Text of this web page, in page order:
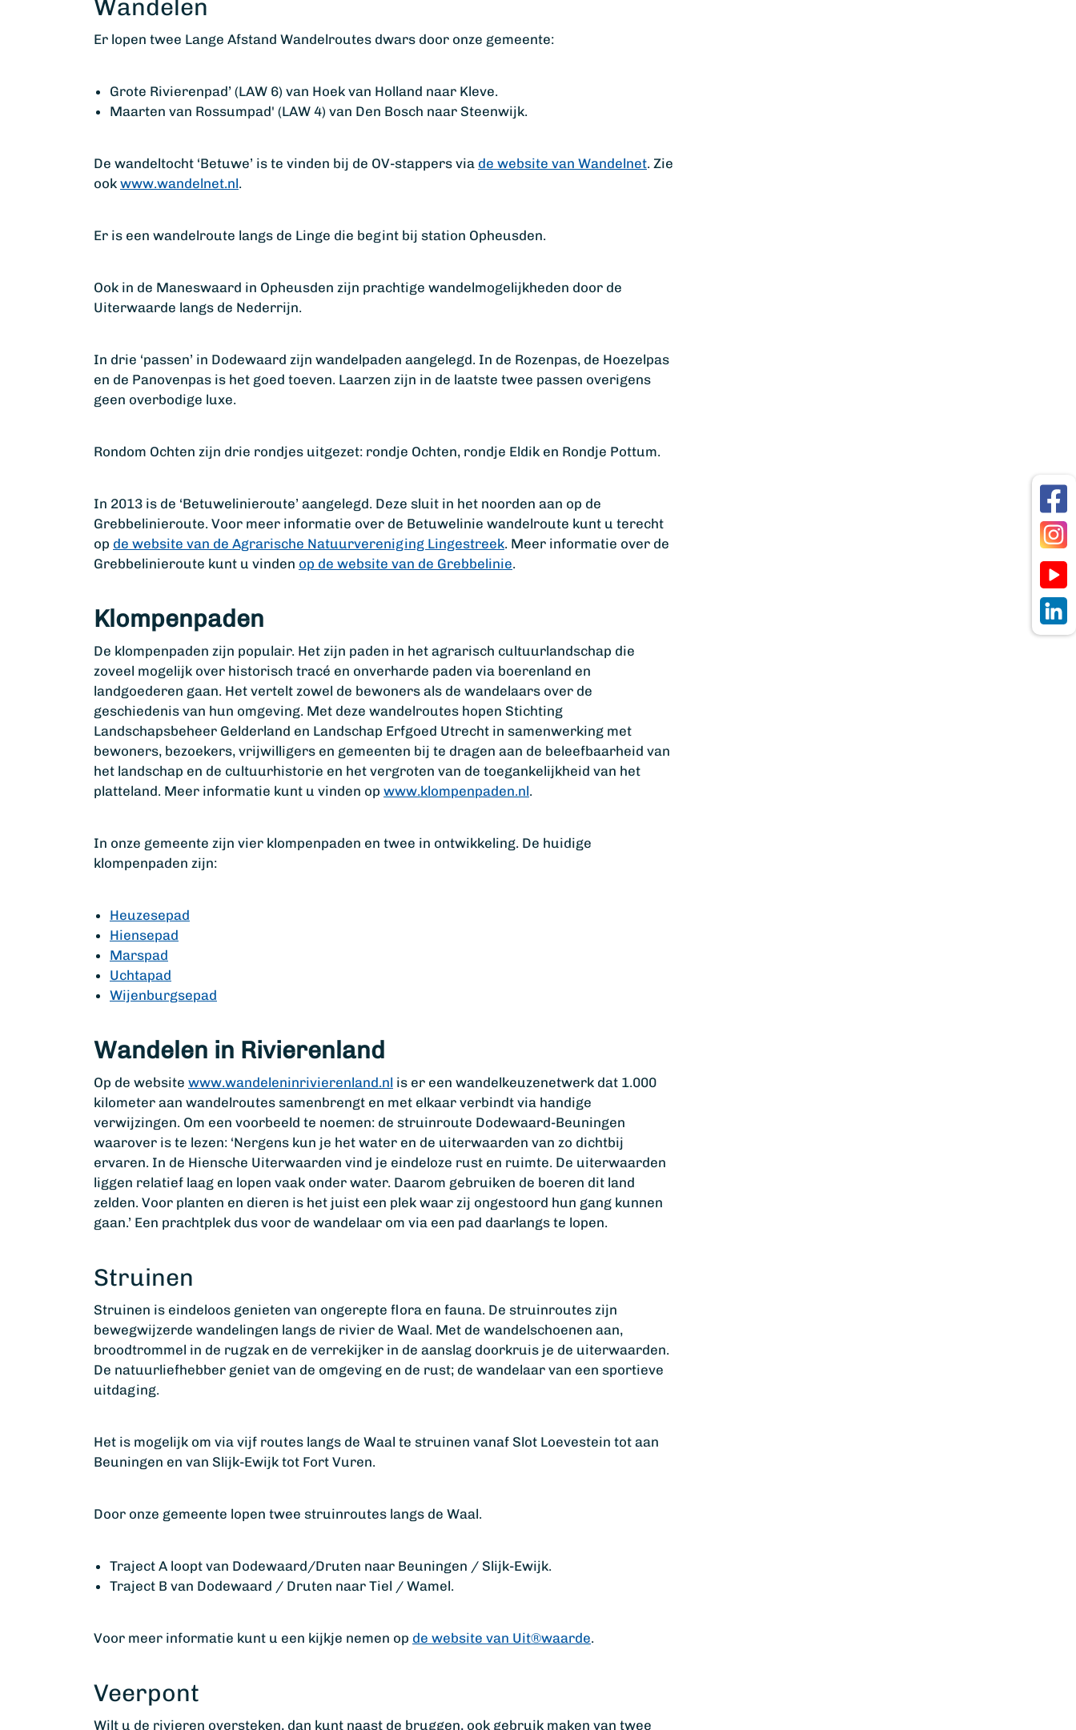
Wandelen
Er lopen twee Lange Afstand Wandelroutes dwars door onze gemeente:
Grote Rivierenpad’ (LAW 6) van Hoek van Holland naar Kleve.
Maarten van Rossumpad' (LAW 4) van Den Bosch naar Steenwijk.
De wandeltocht ‘Betuwe’ is te vinden bij de OV-stappers via de website van Wandelnet. Zie
ook www.wandelnet.nl.
Er is een wandelroute langs de Linge die begint bij station Opheusden.
Ook in de Maneswaard in Opheusden zijn prachtige wandelmogelijkheden door de
Uiterwaarde langs de Nederrijn.
In drie ‘passen’ in Dodewaard zijn wandelpaden aangelegd. In de Rozenpas, de Hoezelpas
en de Panovenpas is het goed toeven. Laarzen zijn in de laatste twee passen overigens
geen overbodige luxe.
Rondom Ochten zijn drie rondjes uitgezet: rondje Ochten, rondje Eldik en Rondje Pottum.
In 2013 is de ‘Betuwelinieroute’ aangelegd. Deze sluit in het noorden aan op de
Grebbelinieroute. Voor meer informatie over de Betuwelinie wandelroute kunt u terecht
op de website van de Agrarische Natuurvereniging Lingestreek. Meer informatie over de
Grebbelinieroute kunt u vinden op de website van de Grebbelinie.
Klompenpaden
De klompenpaden zijn populair. Het zijn paden in het agrarisch cultuurlandschap die
zoveel mogelijk over historisch tracé en onverharde paden via boerenland en
landgoederen gaan. Het vertelt zowel de bewoners als de wandelaars over de
geschiedenis van hun omgeving. Met deze wandelroutes hopen Stichting
Landschapsbeheer Gelderland en Landschap Erfgoed Utrecht in samenwerking met
bewoners, bezoekers, vrijwilligers en gemeenten bij te dragen aan de beleefbaarheid van
het landschap en de cultuurhistorie en het vergroten van de toegankelijkheid van het
platteland. Meer informatie kunt u vinden op www.klompenpaden.nl.
In onze gemeente zijn vier klompenpaden en twee in ontwikkeling. De huidige
klompenpaden zijn:
Heuzesepad
Hiensepad
Marspad
Uchtapad
Wijenburgsepad
Wandelen in Rivierenland
Op de website www.wandeleninrivierenland.nl is er een wandelkeuzenetwerk dat 1.000
kilometer aan wandelroutes samenbrengt en met elkaar verbindt via handige
verwijzingen. Om een voorbeeld te noemen: de struinroute Dodewaard-Beuningen
waarover is te lezen: ‘Nergens kun je het water en de uiterwaarden van zo dichtbij
ervaren. In de Hiensche Uiterwaarden vind je eindeloze rust en ruimte. De uiterwaarden
liggen relatief laag en lopen vaak onder water. Daarom gebruiken de boeren dit land
zelden. Voor planten en dieren is het juist een plek waar zij ongestoord hun gang kunnen
gaan.’ Een prachtplek dus voor de wandelaar om via een pad daarlangs te lopen.
Struinen
Struinen is eindeloos genieten van ongerepte flora en fauna. De struinroutes zijn
bewegwijzerde wandelingen langs de rivier de Waal. Met de wandelschoenen aan,
broodtrommel in de rugzak en de verrekijker in de aanslag doorkruis je de uiterwaarden.
De natuurliefhebber geniet van de omgeving en de rust; de wandelaar van een sportieve
uitdaging.
Het is mogelijk om via vijf routes langs de Waal te struinen vanaf Slot Loevestein tot aan
Beuningen en van Slijk-Ewijk tot Fort Vuren.
Door onze gemeente lopen twee struinroutes langs de Waal.
Traject A loopt van Dodewaard/Druten naar Beuningen / Slijk-Ewijk.
Traject B van Dodewaard / Druten naar Tiel / Wamel.
Voor meer informatie kunt u een kijkje nemen op de website van Uit®waarde.
Veerpont
Wilt u de rivieren oversteken, dan kunt naast de bruggen, ook gebruik maken van twee